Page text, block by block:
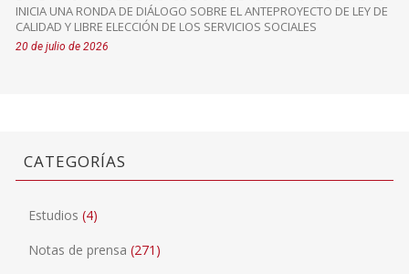
INICIA UNA RONDA DE DIÁLOGO SOBRE EL ANTEPROYECTO DE LEY DE
CALIDAD Y LIBRE ELECCIÓN DE LOS SERVICIOS SOCIALES
20 de julio de 2026
CATEGORÍAS
Estudios (4)
Notas de prensa (271)